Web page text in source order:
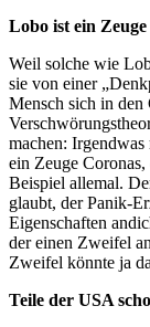
Lobo ist ein
Weil solche wie
sie von einer
Mensch sich in den
machen:
ein Zeuge
Beispiel allemal.
glaubt, der Panik-
Eigenschaften
der einen Zweifel
Zweifel könnte ja
Teile der USA